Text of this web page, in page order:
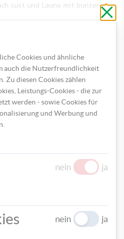
Lust und Laune mit bunten
Deko-Elemente für den
Schulutensilien oder Dinge,
darstellen.
ohne
zu
Cookies und ähnliche
auch die Nutzerfreundlichkeit
Zu diesen Cookies zählen
Leistungs-Cookies - die zur
werden - sowie Cookies für
und Werbung und
nein ja
nein ja